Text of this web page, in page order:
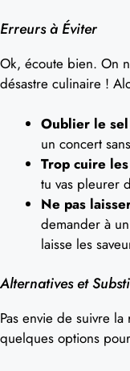
Erreurs à Éviter
Ok, écoute bien. On
désastre culinaire !
Oublier le sel
un concert
Trop cuire
tu vas pleurer
Ne pas
demander à
laisse les
Alternatives et
Pas envie de suivre
quelques options